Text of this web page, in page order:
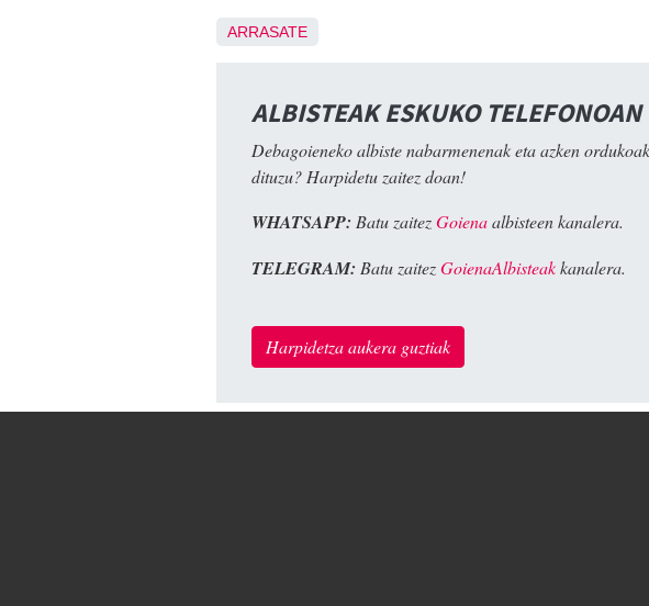
ARRASATE
ALBISTEAK ESKUKO TELEFONOAN
Debagoieneko albiste nabarmenenak eta azken
dituzu? Harpidetu zaitez doan!
WHATSAPP: Batu zaitezGoienaalbisteen kanalera.
TELEGRAM: Batu zaitezGoienaAlbisteakkanalera.
Harpidetza aukera guztiak